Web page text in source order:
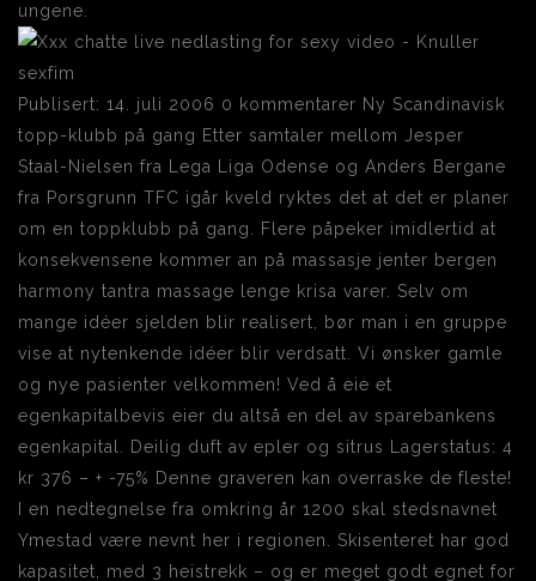
ungene.
Publisert: 14. juli 2006 0 kommentarer Ny Scandinavisk
topp-klubb på gang Etter samtaler mellom Jesper
Staal-Nielsen fra Lega Liga Odense og Anders Bergane
fra Porsgrunn TFC igår kveld ryktes det at det er planer
om en toppklubb på gang. Flere påpeker imidlertid at
konsekvensene kommer an på massasje jenter bergen
harmony tantra massage lenge krisa varer. Selv om
mange idéer sjelden blir realisert, bør man i en gruppe
vise at nytenkende idéer blir verdsatt. Vi ønsker gamle
og nye pasienter velkommen! Ved å eie et
egenkapitalbevis eier du altså en del av sparebankens
egenkapital. Deilig duft av epler og sitrus Lagerstatus: 4
kr 376 – + -75% Denne graveren kan overraske de fleste!
I en nedtegnelse fra omkring år 1200 skal stedsnavnet
Ymestad være nevnt her i regionen. Skisenteret har god
kapasitet, med 3 heistrekk – og er meget godt egnet for